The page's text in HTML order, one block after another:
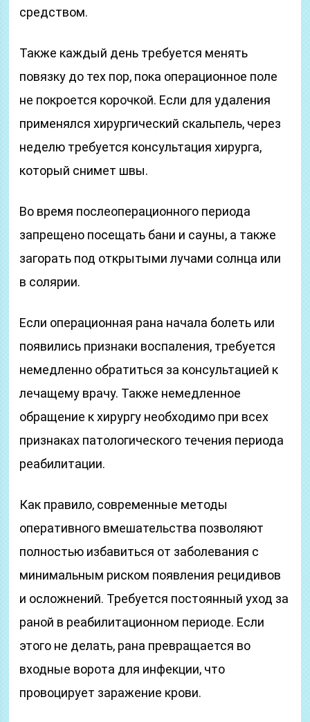
средством.
Также каждый день требуется менять
повязку до тех пор, пока операционное поле
не покроется корочкой. Если для удаления
применялся хирургический скальпель, через
неделю требуется консультация хирурга,
который снимет швы.
Во время послеоперационного периода
запрещено посещать бани и сауны, а также
загорать под открытыми лучами солнца или
в солярии.
Если операционная рана начала болеть или
появились признаки воспаления, требуется
немедленно обратиться за консультацией к
лечащему врачу. Также немедленное
обращение к хирургу необходимо при всех
признаках патологического течения периода
реабилитации.
Как правило, современные методы
оперативного вмешательства позволяют
полностью избавиться от заболевания с
минимальным риском появления рецидивов
и осложнений. Требуется постоянный уход за
раной в реабилитационном периоде. Если
этого не делать, рана превращается во
входные ворота для инфекции, что
провоцирует заражение крови.